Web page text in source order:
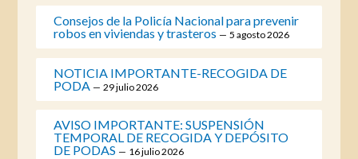
Consejos de la Policía Nacional para prevenir
robos en viviendas y trasteros
5 agosto 2026
NOTICIA IMPORTANTE-RECOGIDA DE
PODA
29 julio 2026
AVISO IMPORTANTE: SUSPENSIÓN
TEMPORAL DE RECOGIDA Y DEPÓSITO
DE PODAS
16 julio 2026